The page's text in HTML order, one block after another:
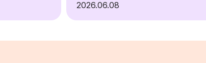
단원 ~ 3단원3학년: 2단원 ~ 3단원 ？ [사회/
역사]1학년: p 8~89(1~4단원)2학년: p
？ [과학]1학년: p98~1652학년:p100~1733
2026 06.08